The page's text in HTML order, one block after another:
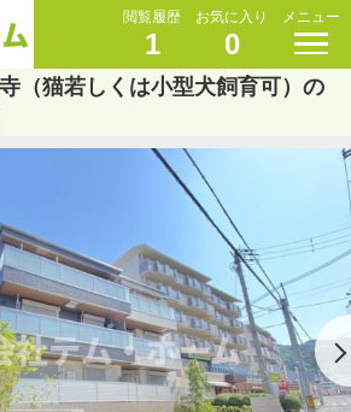
閲覧履歴
1
お気に入り
0
メニュー
（猫若しくは小型犬飼育可）の